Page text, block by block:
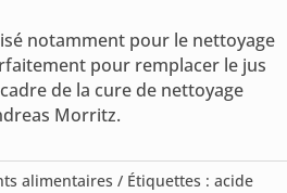
notamment pour le nettoyage
pour remplacer le jus
de la cure de nettoyage
Morritz.
alimentaires Étiquettes : acide